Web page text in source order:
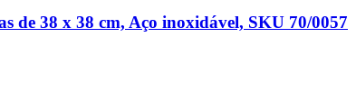
de 38 x 38 cm, Aço inoxidável, SKU 70/0057